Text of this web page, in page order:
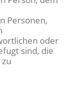
Personen,
oder
sind, die